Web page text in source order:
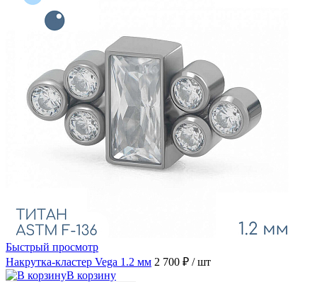
Быстрый просмотр
Накрутка-кластер Vega 1.2 мм 2 700 ₽ / шт
В корзину